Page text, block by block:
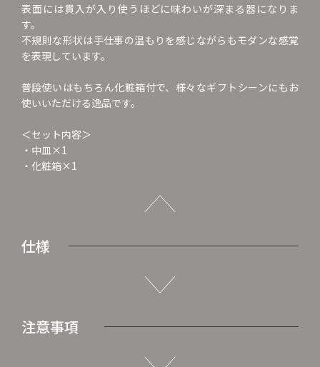
表面には貫入が入り使うほどに味わいが深まる器になりま
す。
不規則な形状は手仕事の温もりを感じながらもモダンな感覚
を表現しています。
普段使いはもちろん化粧箱付で、様々なギフトシーンにもお
使いいただける逸品です。
＜セット内容＞
・中皿×1
・化粧箱×1
仕様
注意事項